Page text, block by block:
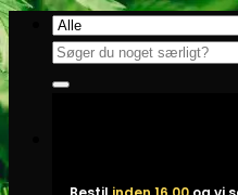
Fortsæt
indhold
Søg
efter: